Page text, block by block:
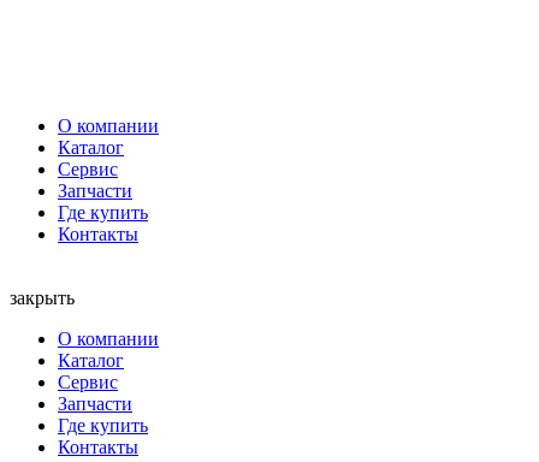
О компании
Каталог
Сервис
Запчасти
Где купить
Контакты
закрыть
О компании
Каталог
Сервис
Запчасти
Где купить
Контакты